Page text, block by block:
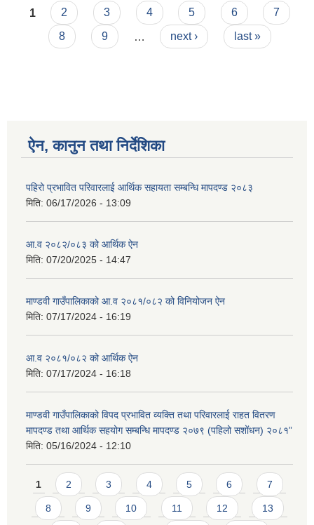
Pages
1 2 3 4 5 6
7
8
9 next › last »
ऐन, कानुन तथा निर्देशिका
पहिरो प्रभावित परिवारलाई आर्थिक सहायता सम्बन्धि मापदण्ड २०८३
मिति: 06/17/2026 - 13:09
आ.व २०८२/०८३ को आर्थिक ऐन
मिति: 07/20/2025 - 14:47
माण्डवी गाउँपालिकाको आ.व २०८१/०८२ को विनियोजन ऐन
मिति: 07/17/2024 - 16:19
आ.व २०८१/०८२ को आर्थिक ऐन
मिति: 07/17/2024 - 16:18
माण्डवी गाउँपालिकाको विपद प्रभावित व्यक्ति तथा परिवारलाई राहत वितरण
मापदण्ड तथा आर्थिक सहयोग सम्बन्धि मापदण्ड २०७९ (पहिलो सशोंधन) २०८१”
मिति: 05/16/2024 - 12:10
Pages
1 2 3 4 5 6 7
8 9 10 11 12 13